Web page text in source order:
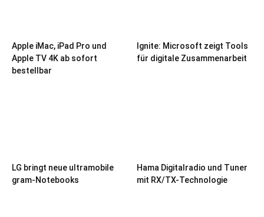
Apple iMac, iPad Pro und
Apple TV 4K ab sofort
bestellbar
Ignite: Microsoft zeigt Tools
für digitale Zusammenarbeit
LG bringt neue ultramobile
gram-Notebooks
Hama Digitalradio und Tuner
mit RX/TX-Technologie